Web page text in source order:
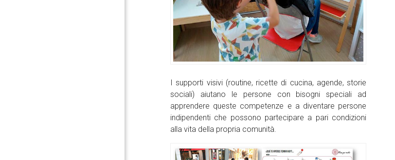
I supporti visivi (routine, ricette di cucina, agende, storie
sociali) aiutano le persone con bisogni speciali ad
apprendere queste competenze e a diventare persone
indipendenti che possono partecipare a pari condizioni
alla vita della propria comunità.